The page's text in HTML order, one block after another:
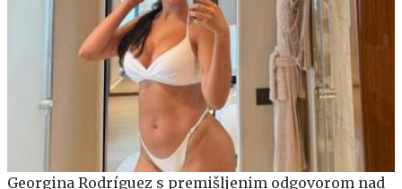
Georgina Rodríguez s premišljenim odgovorom nad